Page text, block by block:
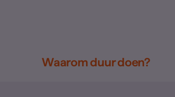
Waarom duur doen?